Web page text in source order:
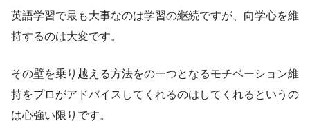
英語学習で最も大事なのは学習の継続ですが、向学心を維
持するのは大変です。
その壁を乗り越える方法をの一つとなるモチベーション維
持をプロがアドバイスしてくれるのはしてくれるというの
は心強い限りです。